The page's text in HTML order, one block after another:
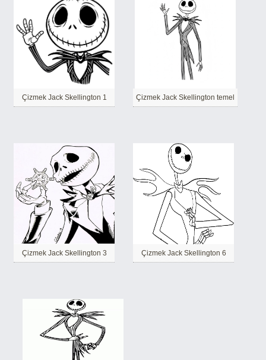
Çizmek Jack Skellington 1 Çizmek Jack Skellington temel
Çizmek Jack Skellington 3 Çizmek Jack Skellington 6